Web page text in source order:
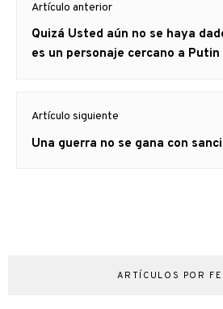
de
entradas
Artículo anterior
Artículo
anterior
Quizá Usted aún no se haya
es un personaje cercano a Putin
Artículo siguiente
Artículo
Una guerra no se gana con
ARTÍCULOS POR